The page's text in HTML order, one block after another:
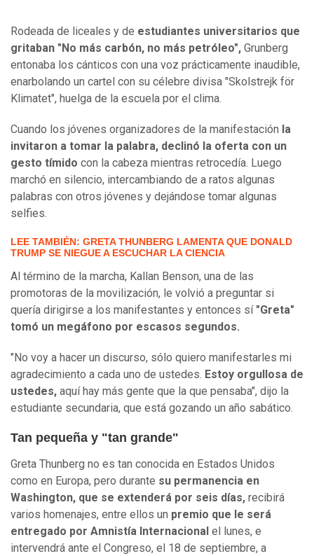
Rodeada de liceales y de estudiantes universitarios que
gritaban "No más carbón, no más petróleo", Grunberg
entonaba los cánticos con una voz prácticamente inaudible,
enarbolando un cartel con su célebre divisa "Skolstrejk för
Klimatet", huelga de la escuela por el clima.
Cuando los jóvenes organizadores de la manifestación la
invitaron a tomar la palabra, declinó la oferta con un
gesto tímido con la cabeza mientras retrocedía. Luego
marchó en silencio, intercambiando de a ratos algunas
palabras con otros jóvenes y dejándose tomar algunas
selfies.
LEE TAMBIÉN: GRETA THUNBERG LAMENTA QUE DONALD
TRUMP SE NIEGUE A ESCUCHAR LA CIENCIA
Al término de la marcha, Kallan Benson, una de las
promotoras de la movilización, le volvió a preguntar si
quería dirigirse a los manifestantes y entonces sí"Greta"
tomó un megáfono por escasos segundos.
"No voy a hacer un discurso, sólo quiero manifestarles mi
agradecimiento a cada uno de ustedes. Estoy orgullosa de
ustedes, aquí hay más gente que la que pensaba", dijo la
estudiante secundaria, que está gozando un año sabático.
Tan pequeña y "tan grande"
Greta Thunberg no es tan conocida en Estados Unidos
como en Europa, pero durante su permanencia en
Washington, que se extenderá por seis días, recibirá
varios homenajes, entre ellos un premio que le será
entregado por Amnistía Internacional el lunes, e
intervendrá ante el Congreso, el 18 de septiembre, a